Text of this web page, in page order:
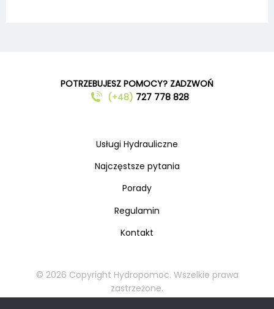
POTRZEBUJESZ POMOCY? ZADZWOŃ
(+48) 727 778 828
Usługi Hydrauliczne
Najczęstsze pytania
Porady
Regulamin
Kontakt
© 2026 Copyright Hydropomoc. Wszelkie prawa
zastrzeżone.